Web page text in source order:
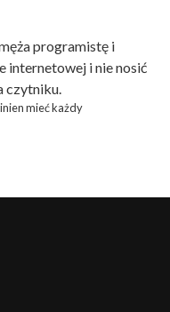
programistę i
internetowej i nie nosić
czytniku.
mieć każdy